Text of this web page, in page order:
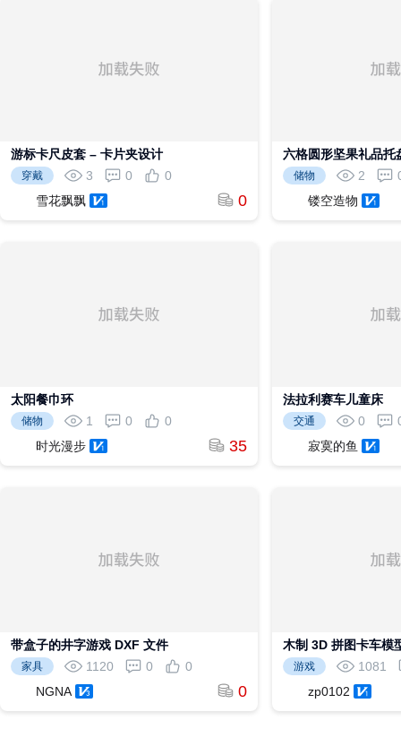
游标卡尺皮套 – 卡片夹设计
穿戴 3 0
0
雪花飘飘
0
六格圆形坚果礼品托
储物 2
镂空造物
太阳餐巾环
储物 1 0
0
时光漫步
35
法拉利赛车儿童床
交通 0
寂寞的鱼
带盒子的井字游戏 DXF 文件
家具 1120 0
0
NGNA
0
木制 3D 拼图卡车模
件游戏
1081
zp0102